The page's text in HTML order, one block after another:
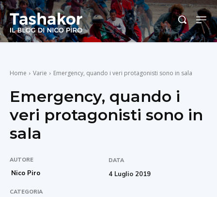
Home Varie Emergency, quando i veri protagonisti sono in sala
Emergency, quando i
veri protagonisti sono in
sala
AUTORE
Nico Piro
DATA
4 Luglio 2019
CATEGORIA